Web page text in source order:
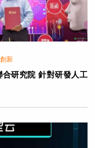
新
研究院 針對研發人工